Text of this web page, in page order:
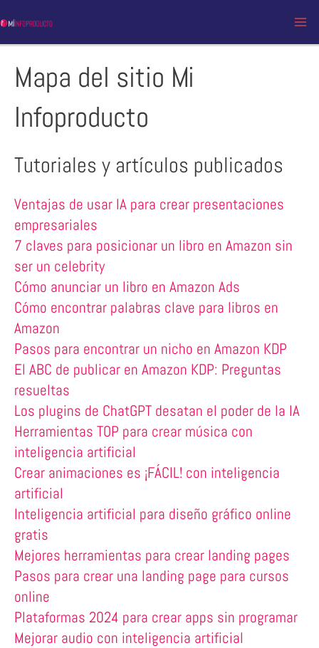
al
contenido
Mapa del sitio Mi
Infoproducto
Tutoriales y artículos publicados
Ventajas de usar IA para crear presentaciones
empresariales
7 claves para posicionar un libro en Amazon sin
ser un celebrity
Cómo anunciar un libro en Amazon Ads
Cómo encontrar palabras clave para libros en
Amazon
Pasos para encontrar un nicho en Amazon KDP
El ABC de publicar en Amazon KDP: Preguntas
resueltas
Los plugins de ChatGPT desatan el poder de la IA
Herramientas TOP para crear música con
inteligencia artificial
Crear animaciones es ¡FÁCIL! con inteligencia
artificial
Inteligencia artificial para diseño gráfico online
gratis
Mejores herramientas para crear landing pages
Pasos para crear una landing page para cursos
online
Plataformas 2024 para crear apps sin programar
Mejorar audio con inteligencia artificial